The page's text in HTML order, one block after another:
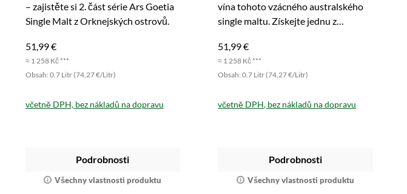
– zajistěte si 2. část série Ars Goetia
Single Malt z Orknejských ostrovů.
51,99 €
≈ 1 258 Kč ***
Obsah: 0.7 Litr (74,27 €/Litr)
včetně DPH, bez nákladů na dopravu
Podrobnosti
Všechny vlastnosti produktu
vína tohoto vzácného australského
single maltu. Získejte jednu z
51,99 €
≈ 1 258 Kč ***
Obsah: 0.7 Litr (74,27 €/Litr)
včetně DPH, bez nákladů na dopravu
Podrobnosti
Všechny vlastnosti produktu